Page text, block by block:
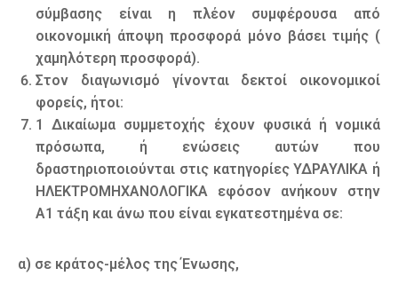
σύμβασης είναι η πλέον συμφέρουσα από
οικονομική άποψη προσφορά μόνο βάσει τιμής (
χαμηλότερη προσφορά).
Στον διαγωνισμό γίνονται δεκτοί οικονομικοί
φορείς, ήτοι:
1 Δικαίωμα συμμετοχής έχουν φυσικά ή νομικά
πρόσωπα, ή ενώσεις αυτών που
δραστηριοποιούνται στις κατηγορίες ΥΔΡΑΥΛΙΚΑ ή
ΗΛΕΚΤΡΟΜΗΧΑΝΟΛΟΓΙΚΑ εφόσον ανήκουν στην
Α1 τάξη και άνω που είναι εγκατεστημένα σε:
α) σε κράτος-μέλος της Ένωσης,